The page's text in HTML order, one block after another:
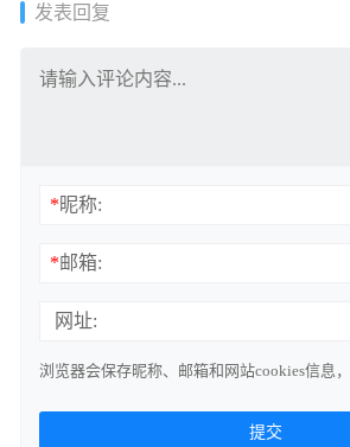
发表回复
*昵称:
*邮箱:
网址:
浏览器会保存昵称、邮箱和网站cookies信息